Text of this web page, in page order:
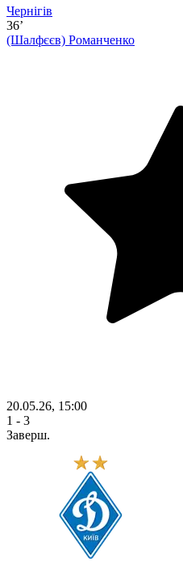
Чернігів
36’
(Шалфєєв) Романченко
20.05.26, 15:00
1 - 3
Заверш.